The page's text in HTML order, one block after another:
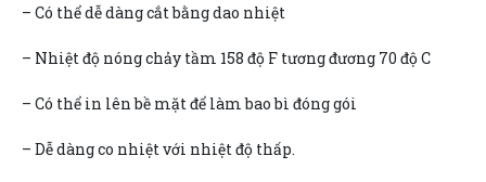
– Có thể dễ dàng cắt bằng dao nhiệt
– Nhiệt độ nóng chảy tầm 158 độ F tương đương 70 độ C
– Có thể in lên bề mặt để làm bao bì đóng gói
– Dễ dàng co nhiệt với nhiệt độ thấp.